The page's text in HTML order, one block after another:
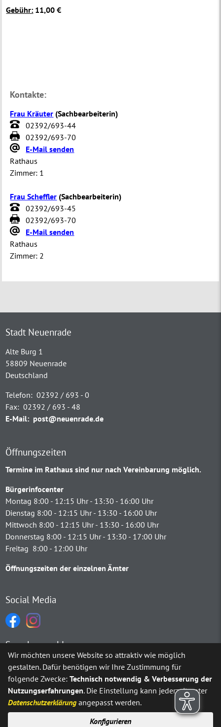
Gebühr: 11,00 €
Kontakte:
Frau Kräuter (Sachbearbeiterin)
02392/693-44
02392/693-70
E-Mail senden
Rathaus
Zimmer: 1
Frau Scheffler (Sachbearbeiterin)
02392/693-45
02392/693-70
E-Mail senden
Rathaus
Zimmer: 2
Stadt Neuenrade
Alte Burg 1
58809 Neuenrade
Deutschland
Telefon: 02392 / 693 - 0
Fax: 02392 / 693 - 48
E-Mail: post@neuenrade.de
Öffnungszeiten
Termine im Rathaus sind nur nach Vereinbarung möglich.
Bürgerinfocenter
Montag 8:00 - 12:15 Uhr - 13:30 - 16:00 Uhr
Dienstag 8:00 - 12:15 Uhr - 13:30 - 16:00 Uhr
Mittwoch 8:00 - 12:15 Uhr - 13:30 - 16:00 Uhr
Donnerstag 8:00 - 12:15 Uhr - 13:30 - 17:00 Uhr
Freitag 8:00 - 12:00 Uhr
Öffnungszeiten der einzelnen Ämter
Social Media
Sprachauswahl
Möchten Sie vonGoogle Translate bereitgestellte externe
Ja Immer
Wir möchten unsere Website so attraktiv wie möglich
gestalten. Dafür benötigen wir Ihre Zustimmung für
folgende Zwecke:Technisch notwendig & Verbesserung der
Nutzungserfahrungen. Die Einstellung kann jederzeit unter
Datenschutzerklärung angepasst werden.
Konfigurieren